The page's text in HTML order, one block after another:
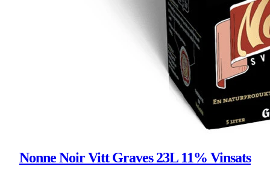
Nonne Noir Vitt Graves 23L 11% Vinsats